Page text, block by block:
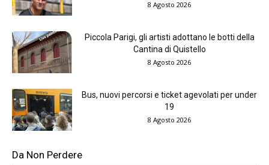
8 Agosto 2026
Piccola Parigi, gli artisti adottano le botti della
Cantina di Quistello
8 Agosto 2026
Bus, nuovi percorsi e ticket agevolati per under
19
8 Agosto 2026
Da Non Perdere